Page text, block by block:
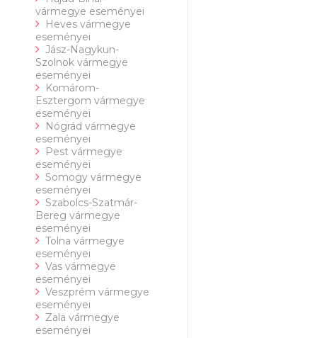
vármegye eseményei
Heves vármegye
eseményei
Jász-Nagykun-
Szolnok vármegye
eseményei
Komárom-
Esztergom vármegye
eseményei
Nógrád vármegye
eseményei
Pest vármegye
eseményei
Somogy vármegye
eseményei
Szabolcs-Szatmár-
Bereg vármegye
eseményei
Tolna vármegye
eseményei
Vas vármegye
eseményei
Veszprém vármegye
eseményei
Zala vármegye
eseményei